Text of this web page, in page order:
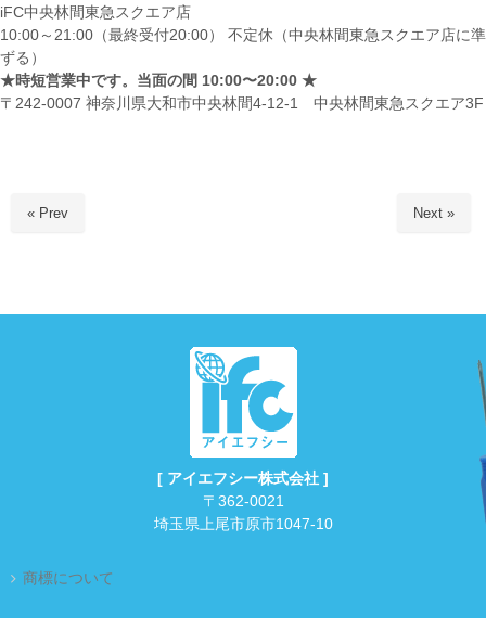
iFC中央林間東急スクエア店
10:00～21:00（最終受付20:00） 不定休（中央林間東急スクエア店に準
ずる）
★時短営業中です。当面の間 10:00〜20:00 ★
〒242-0007 神奈川県大和市中央林間4-12-1 中央林間東急スクエア3F
« Prev Next »
[ アイエフシー株式会社 ]
〒362-0021
埼玉県上尾市原市1047-10
商標について